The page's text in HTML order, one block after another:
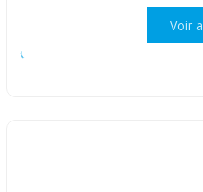
Voir